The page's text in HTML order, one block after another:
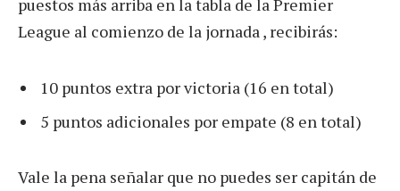
puestos más arriba en la tabla de la Premier
League al comienzo de la jornada , recibirás:
10 puntos extra por victoria (16 en total)
5 puntos adicionales por empate (8 en total)
Vale la pena señalar que no puedes ser capitán de